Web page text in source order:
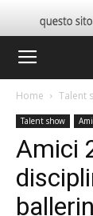
Home Talent
Talent show
Amici